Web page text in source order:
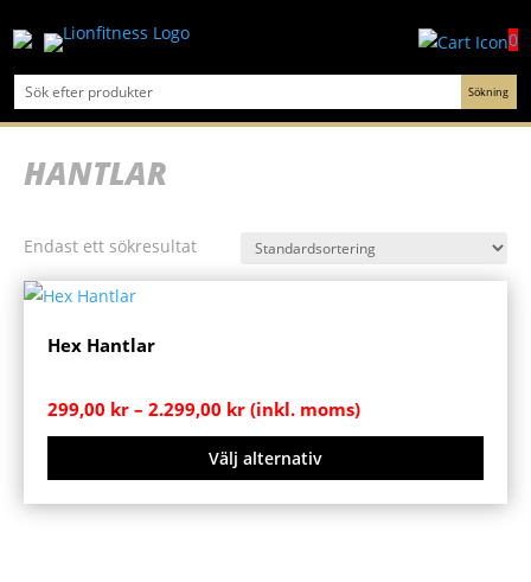
0
HANTLAR
Endast ett sökresultat
Hex Hantlar
299,00 kr – 2.299,00 krPrisintervall:
299,00 kr
till
2.299,00 kr
(inkl. moms)
Välj alternativ
Den